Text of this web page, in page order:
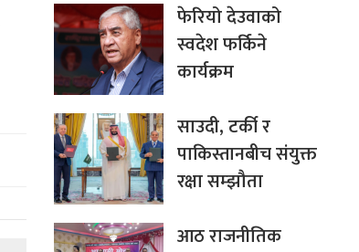
फेरियो देउवाको
स्वदेश फर्किने
कार्यक्रम
साउदी, टर्की र
पाकिस्तानबीच संयुक्त
रक्षा सम्झौता
आठ राजनीतिक